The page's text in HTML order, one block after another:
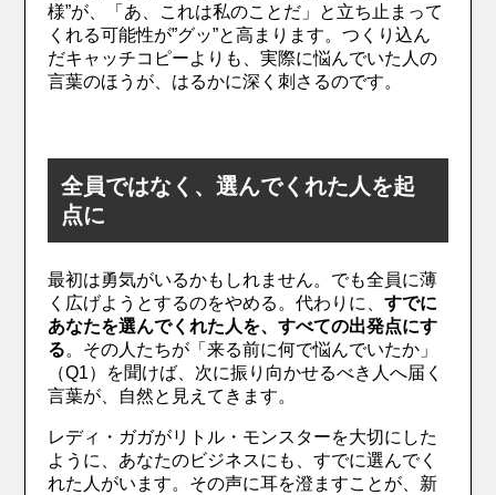
様”が、「あ、これは私のことだ」と立ち止まって
くれる可能性が”グッ”と高まります。つくり込ん
だキャッチコピーよりも、実際に悩んでいた人の
言葉のほうが、はるかに深く刺さるのです。
全員ではなく、選んでくれた人を起
点に
最初は勇気がいるかもしれません。でも全員に薄
く広げようとするのをやめる。代わりに、すでに
あなたを選んでくれた人を、すべての出発点にす
る。その人たちが「来る前に何で悩んでいたか」
（Q1）を聞けば、次に振り向かせるべき人へ届く
言葉が、自然と見えてきます。
レディ・ガガがリトル・モンスターを大切にした
ように、あなたのビジネスにも、すでに選んでく
れた人がいます。その声に耳を澄ますことが、新